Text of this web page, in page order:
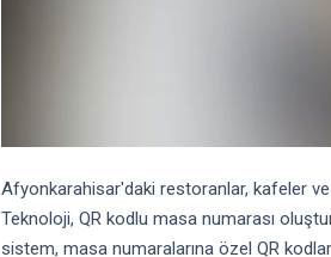
Afyonkarahisar'daki restoranlar, kafeler
Teknoloji, QR kodlu masa numarası
sistem, masa numaralarına özel QR